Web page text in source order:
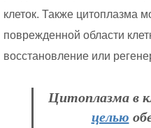
клеток. Также цитоплазма
поврежденной области
восстановление или
Цитоплазма в
целью